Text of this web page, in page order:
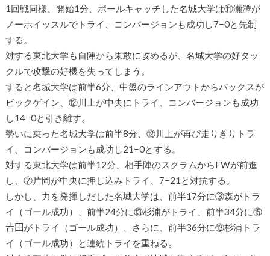
1回戦同様、開始1分、ボールキャッチした名城大学は⑪瀬澤が
ノーホイッスルでトライ、コンバージョンも成功し7−0と先制
する。
対する東北大学も自陣から果敢に攻めるが、名城大学の好タッ
クルで攻撃の好機を失ってしまう。
すると名城大学は前半6分、中盤のラインアウトからバックスが
ビックゲイン、⑫川上が中央にトライ、コンバージョンも成功
し14−0と引き離す。
勢いに乗った名城大学は前半8分、⑫川上が再び走りきりトラ
イ、コンバージョンも成功し21−0とする。
対する東北大学は前半12分、相手陣のスクラムからFWが前進
し、⑦片岡が中央に押し込みトライ、7−21と対抗する。
しかし、力を発揮しだした名城大学は、前半17分に③森がトラ
イ（ゴール成功）、前半24分に⑬杉浦がトライ、前半34分に⑮
𠮷田がトライ（ゴール成功）、さらに、前半36分に⑬杉浦トラ
イ（ゴール成功）と連続トライを重ねる。